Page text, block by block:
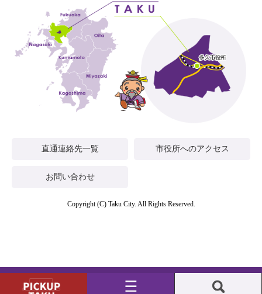
直通連絡先一覧 市役所へのアクセス
お問い合わせ
Copyright (C) Taku City. All Rights Reserved.